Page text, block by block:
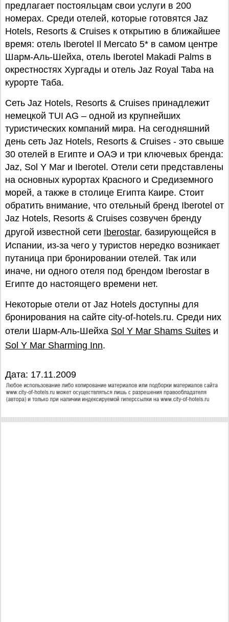
предлагает постояльцам свои услуги в 200
номерах. Среди отелей, которые готовятся Jaz
Hotels, Resorts & Cruises к открытию в ближайшее
время: отель Iberotel Il Mercato 5* в самом центре
Шарм-Аль-Шейха, отель Iberotel Makadi Palms в
окрестностях Хургады и отель Jaz Royal Taba на
курорте Таба.
Сеть Jaz Hotels, Resorts & Cruises принадлежит
немецкой TUI AG – одной из крупнейших
туристических компаний мира. На сегодняшний
день сеть Jaz Hotels, Resorts & Cruises - это свыше
30 отелей в Египте и ОАЭ и три ключевых бренда:
Jaz, Sol Y Mar и Iberotel. Отели сети представлены
на основных курортах Красного и Средиземного
морей, а также в столице Египта Каире. Стоит
обратить внимание, что отельный бренд Iberotel от
Jaz Hotels, Resorts & Cruises созвучен бренду
другой известной сети Iberostar, базирующейся в
Испании, из-за чего у туристов нередко возникает
путаница при бронировании отелей. Так или
иначе, ни одного отеля под брендом Iberostar в
Египте до настоящего времени нет.
Некоторые отели от Jaz Hotels доступны для
бронирования на сайте city-of-hotels.ru. Среди них
отели Шарм-Аль-Шейха Sol Y Mar Shams Suites и
Sol Y Mar Sharming Inn.
Дата: 17.11.2009